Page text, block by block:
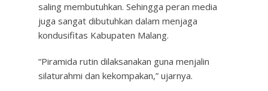
saling membutuhkan. Sehingga peran media
juga sangat dibutuhkan dalam menjaga
kondusifitas Kabupaten Malang.
“Piramida rutin dilaksanakan guna menjalin
silaturahmi dan kekompakan,” ujarnya.